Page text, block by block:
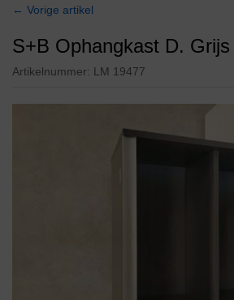
← Vorige artikel
S+B Ophangkast D.
Artikelnummer: LM 19477